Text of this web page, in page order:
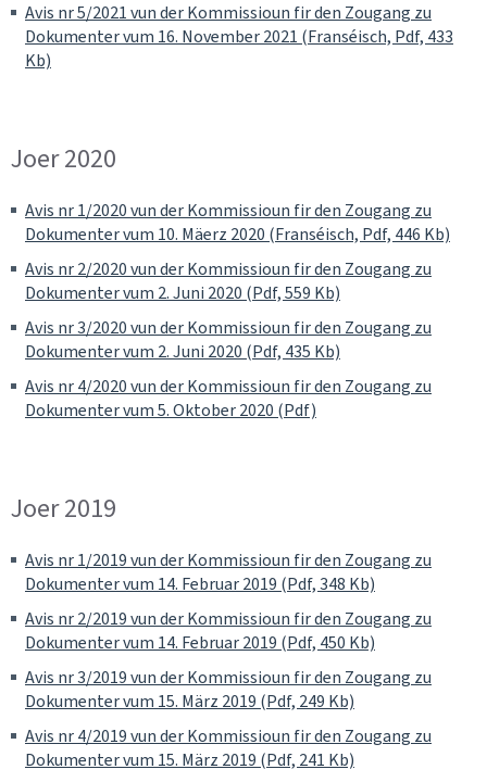
Avis nr 5/2021 vun der Kommissioun fir den Zougang zu
Dokumenter vum 16. November 2021 (Franséisch, Pdf, 433
Kb)
Joer 2020
Avis nr 1/2020 vun der Kommissioun fir den Zougang zu
Dokumenter vum 10. Mäerz 2020 (Franséisch, Pdf, 446 Kb)
Avis nr 2/2020 vun der Kommissioun fir den Zougang zu
Dokumenter vum 2. Juni 2020 (Pdf, 559 Kb)
Avis nr 3/2020 vun der Kommissioun fir den Zougang zu
Dokumenter vum 2. Juni 2020 (Pdf, 435 Kb)
Avis nr 4/2020 vun der Kommissioun fir den Zougang zu
Dokumenter vum 5. Oktober 2020 (Pdf)
Joer 2019
Avis nr 1/2019 vun der Kommissioun fir den Zougang zu
Dokumenter vum 14. Februar 2019 (Pdf, 348 Kb)
Avis nr 2/2019 vun der Kommissioun fir den Zougang zu
Dokumenter vum 14. Februar 2019 (Pdf, 450 Kb)
Avis nr 3/2019 vun der Kommissioun fir den Zougang zu
Dokumenter vum 15. März 2019 (Pdf, 249 Kb)
Avis nr 4/2019 vun der Kommissioun fir den Zougang zu
Dokumenter vum 15. März 2019 (Pdf, 241 Kb)